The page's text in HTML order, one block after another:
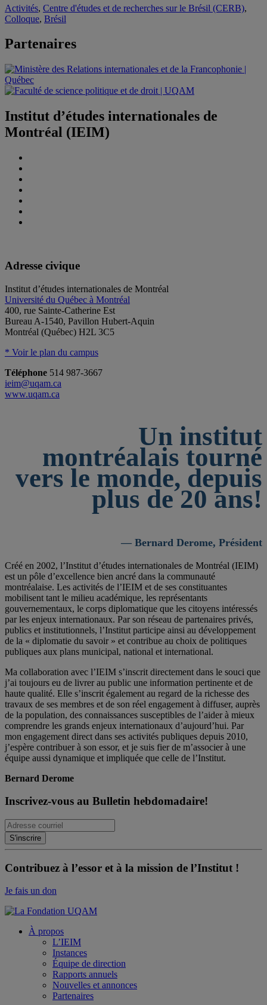
Activités, Centre d'études et de recherches sur le Brésil (CERB),
Colloque, Brésil
Partenaires
Institut d’études internationales de
Montréal (IEIM)
Adresse civique
Institut d’études internationales de Montréal
Université du Québec à Montréal
400, rue Sainte-Catherine Est
Bureau A-1540, Pavillon Hubert-Aquin
Montréal (Québec) H2L 3C5
* Voir le plan du campus
Téléphone 514 987-3667
ieim@uqam.ca
www.uqam.ca
Un institut
montréalais tourné
vers le monde, depuis
plus de 20 ans!
— Bernard Derome, Président
Créé en 2002, l’Institut d’études internationales de Montréal (IEIM)
est un pôle d’excellence bien ancré dans la communauté
montréalaise. Les activités de l’IEIM et de ses constituantes
mobilisent tant le milieu académique, les représentants
gouvernementaux, le corps diplomatique que les citoyens intéressés
par les enjeux internationaux. Par son réseau de partenaires privés,
publics et institutionnels, l’Institut participe ainsi au développement
de la « diplomatie du savoir » et contribue au choix de politiques
publiques aux plans municipal, national et international.
Ma collaboration avec l’IEIM s’inscrit directement dans le souci que
j’ai toujours eu de livrer au public une information pertinente et de
haute qualité. Elle s’inscrit également au regard de la richesse des
travaux de ses membres et de son réel engagement à diffuser, auprès
de la population, des connaissances susceptibles de l’aider à mieux
comprendre les grands enjeux internationaux d’aujourd’hui. Par
mon engagement direct dans ses activités publiques depuis 2010,
j’espère contribuer à son essor, et je suis fier de m’associer à une
équipe aussi dynamique et impliquée que celle de l’Institut.
Bernard Derome
Inscrivez-vous au Bulletin hebdomadaire!
Contribuez à l’essor et à la mission de l’Institut !
Je fais un don
À propos
L’IEIM
Instances
Équipe de direction
Rapports annuels
Nouvelles et annonces
Partenaires